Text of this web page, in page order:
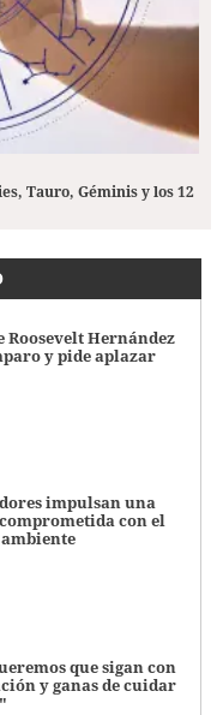
Tauro, Géminis y los 12
Roosevelt Hernández
y pide aplazar
impulsan una
con el
que sigan con
y ganas de cuidar